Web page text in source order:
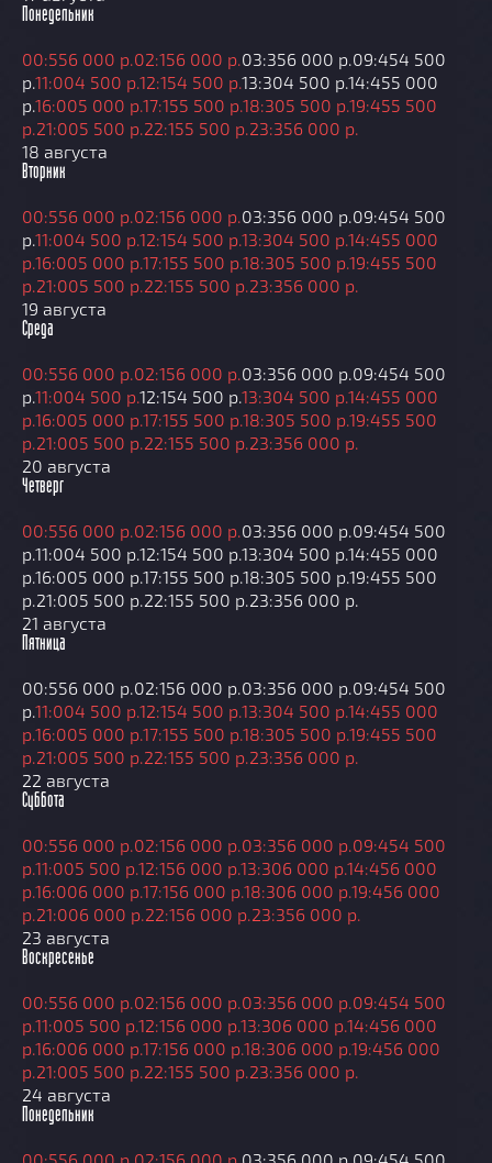
Понедельник
00:556 000 р.02:156 000 р.03:356 000 р.09:454 500
р.11:004 500 р.12:154 500 р.13:304 500 р.14:455 000
р.16:005 000 р.17:155 500 р.18:305 500 р.19:455 500
р.21:005 500 р.22:155 500 р.23:356 000 р.
18 августа
Вторник
00:556 000 р.02:156 000 р.03:356 000 р.09:454 500
р.11:004 500 р.12:154 500 р.13:304 500 р.14:455 000
р.16:005 000 р.17:155 500 р.18:305 500 р.19:455 500
р.21:005 500 р.22:155 500 р.23:356 000 р.
19 августа
Среда
00:556 000 р.02:156 000 р.03:356 000 р.09:454 500
р.11:004 500 р.12:154 500 р.13:304 500 р.14:455 000
р.16:005 000 р.17:155 500 р.18:305 500 р.19:455 500
р.21:005 500 р.22:155 500 р.23:356 000 р.
20 августа
Четверг
00:556 000 р.02:156 000 р.03:356 000 р.09:454 500
р.11:004 500 р.12:154 500 р.13:304 500 р.14:455 000
р.16:005 000 р.17:155 500 р.18:305 500 р.19:455 500
р.21:005 500 р.22:155 500 р.23:356 000 р.
21 августа
Пятница
00:556 000 р.02:156 000 р.03:356 000 р.09:454 500
р.11:004 500 р.12:154 500 р.13:304 500 р.14:455 000
р.16:005 000 р.17:155 500 р.18:305 500 р.19:455 500
р.21:005 500 р.22:155 500 р.23:356 000 р.
22 августа
Суббота
00:556 000 р.02:156 000 р.03:356 000 р.09:454 500
р.11:005 500 р.12:156 000 р.13:306 000 р.14:456 000
р.16:006 000 р.17:156 000 р.18:306 000 р.19:456 000
р.21:006 000 р.22:156 000 р.23:356 000 р.
23 августа
Воскресенье
00:556 000 р.02:156 000 р.03:356 000 р.09:454 500
р.11:005 500 р.12:156 000 р.13:306 000 р.14:456 000
р.16:006 000 р.17:156 000 р.18:306 000 р.19:456 000
р.21:005 500 р.22:155 500 р.23:356 000 р.
24 августа
Понедельник